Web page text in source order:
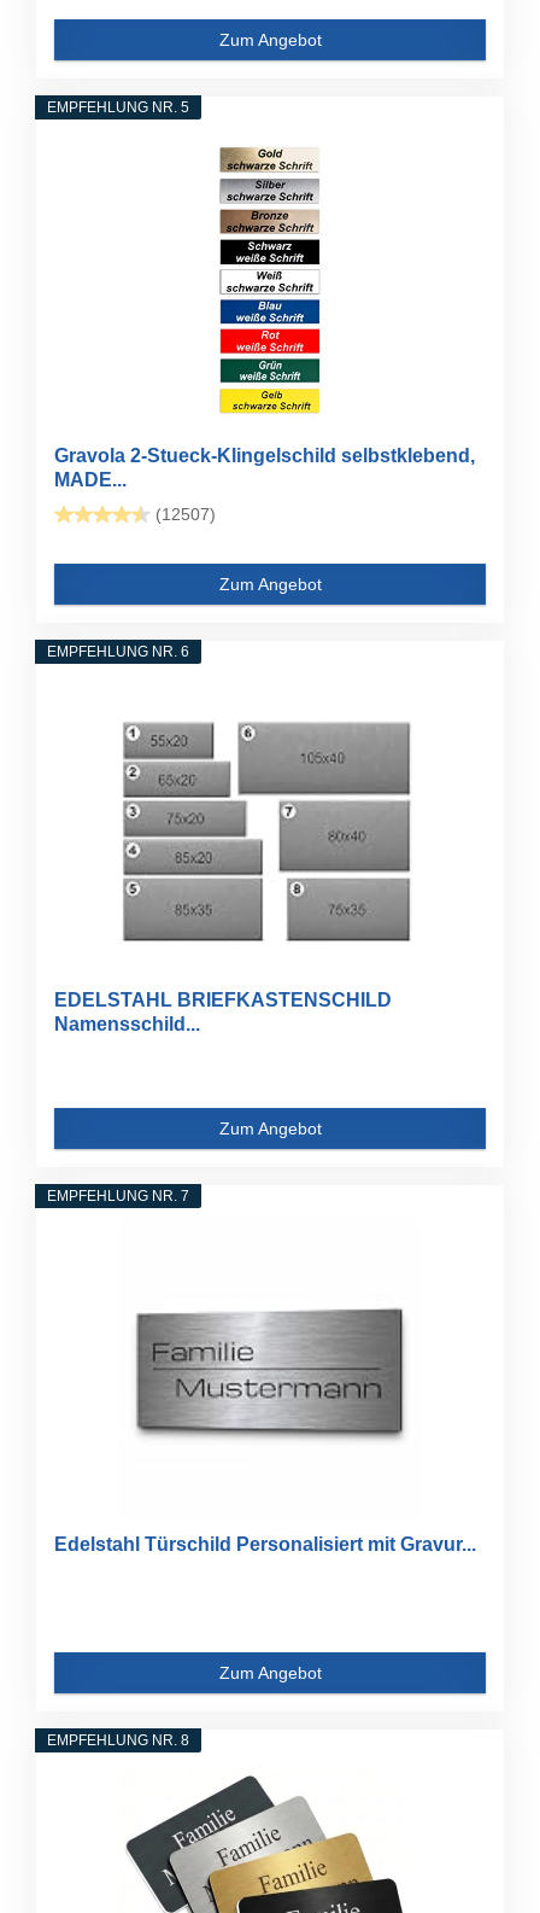
Zum Angebot
EMPFEHLUNG NR. 5
Gravola 2-Stueck-Klingelschild selbstklebend,
MADE...
(12507)
Zum Angebot
EMPFEHLUNG NR. 6
EDELSTAHL BRIEFKASTENSCHILD
Namensschild...
Zum Angebot
EMPFEHLUNG NR. 7
Edelstahl Türschild Personalisiert mit Gravur...
Zum Angebot
EMPFEHLUNG NR. 8